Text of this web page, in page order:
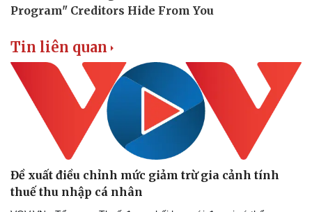
Bóng đá
Thế giới thể thao
eSports
Hậu trường
Ô tô
Tin liên quan
Đề xuất điều chỉnh mức giảm trừ gia cảnh tính
thuế thu nhập cá nhân